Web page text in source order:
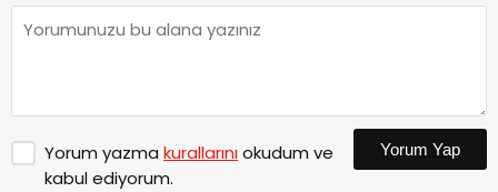
Yorum yazma kurallarınıokudum ve
kabul ediyorum.
Yorum Yap